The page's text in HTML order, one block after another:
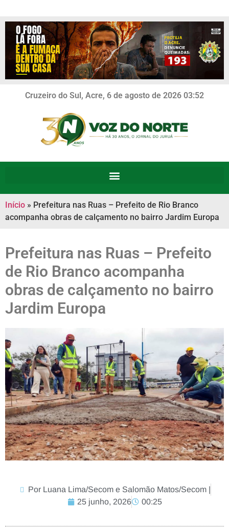
Cruzeiro do Sul, Acre, 6 de agosto de 2026 03:52
Início » Prefeitura nas Ruas – Prefeito de Rio Branco
acompanha obras de calçamento no bairro Jardim Europa
Prefeitura nas Ruas – Prefeito
de Rio Branco acompanha
obras de calçamento no bairro
Jardim Europa
Por Luana Lima/Secom e Salomão Matos/Secom |
25 junho, 2026
00:25